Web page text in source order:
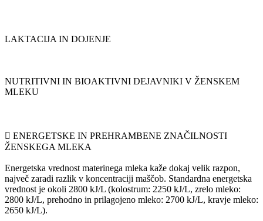
LAKTACIJA IN DOJENJE
NUTRITIVNI IN BIOAKTIVNI DEJAVNIKI V ŽENSKEM
MLEKU
 ENERGETSKE IN PREHRAMBENE ZNAČILNOSTI
ŽENSKEGA MLEKA
Energetska vrednost materinega mleka kaže dokaj velik razpon,
največ zaradi razlik v koncentraciji maščob. Standardna energetska
vrednost je okoli 2800 kJ/L (kolostrum: 2250 kJ/L, zrelo mleko:
2800 kJ/L, prehodno in prilagojeno mleko: 2700 kJ/L, kravje mleko:
2650 kJ/L).